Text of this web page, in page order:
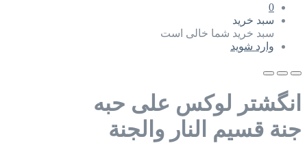
0
سبد خرید
سبد خرید شما خالی است
وارد شوید
انگشتر لوکس علی حبه
جنة قسيم النار والجنة